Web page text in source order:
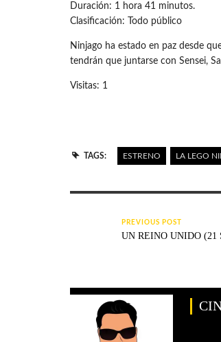
Duración: 1 hora 41 minutos.
Clasificación: Todo público
Ninjago ha estado en paz desde
tendrán que juntarse con Sensei,
Visitas: 1
TAGS: ESTRENO LA LEGO
PREVIOUS POST
UN REINO UNIDO (21